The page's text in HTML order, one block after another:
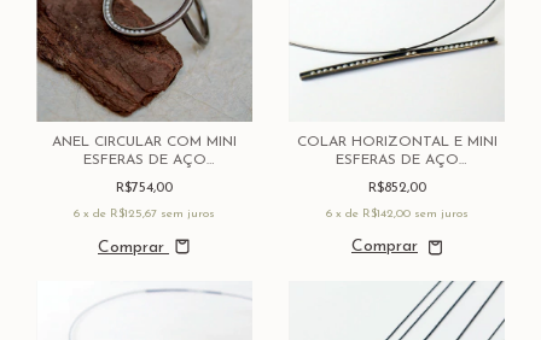
ANEL CIRCULAR COM MINI
ESFERAS DE AÇO
"MOVIMENTO"
R$754,00
6 x de R$125,67 sem juros
Comprar
COLAR HORIZONTAL E MINI
ESFERAS DE AÇO
"MOVIMENTO"
R$852,00
6 x de R$142,00 sem juros